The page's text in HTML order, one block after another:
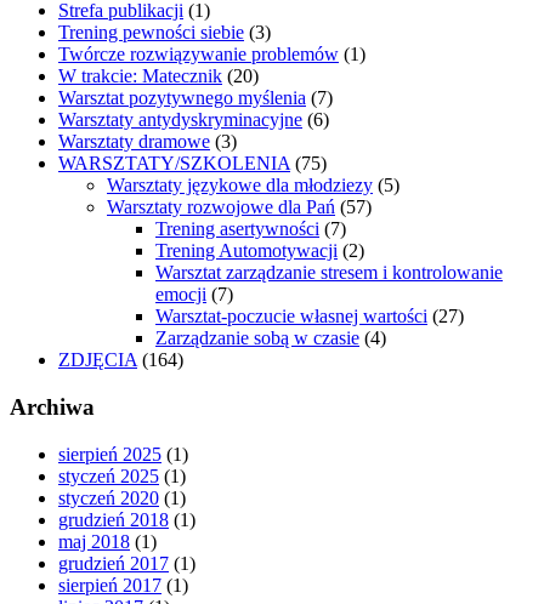
Strefa publikacji (1)
Trening pewności siebie (3)
Twórcze rozwiązywanie problemów (1)
W trakcie: Matecznik (20)
Warsztat pozytywnego myślenia (7)
Warsztaty antydyskryminacyjne (6)
Warsztaty dramowe (3)
WARSZTATY/SZKOLENIA(75)
Warsztaty językowe dla młodziezy (5)
Warsztaty rozwojowe dla Pań (57)
Trening asertywności (7)
Trening Automotywacji (2)
Warsztat zarządzanie stresem i kontrolowanie
emocji (7)
Warsztat-poczucie własnej wartości (27)
Zarządzanie sobą w czasie (4)
ZDJĘCIA(164)
Archiwa
sierpień 2025 (1)
styczeń 2025 (1)
styczeń 2020 (1)
grudzień 2018 (1)
maj 2018 (1)
grudzień 2017 (1)
sierpień 2017 (1)